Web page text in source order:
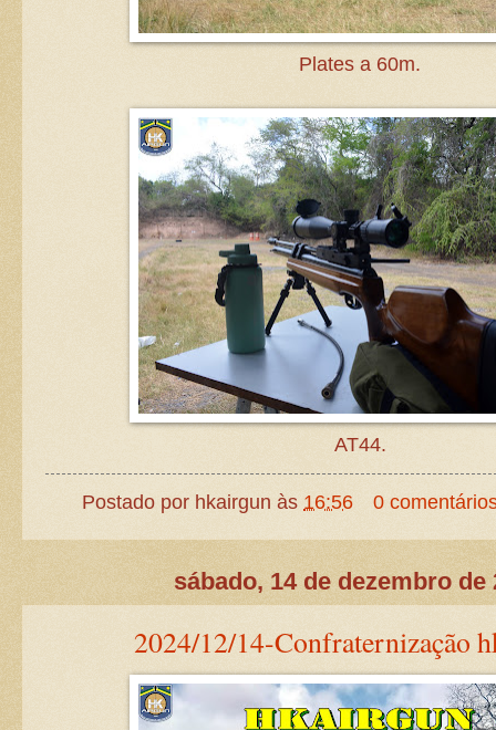
Plates a 60m.
AT44.
Postado por hkairgun às 16:56 0
sábado, 14 de dezembro de
2024/12/14-Confraternização